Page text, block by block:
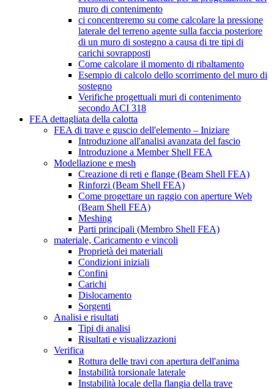
muro di contenimento
ci concentreremo su come calcolare la pressione
laterale del terreno agente sulla faccia posteriore
di un muro di sostegno a causa di tre tipi di
carichi sovrapposti
Come calcolare il momento di ribaltamento
Esempio di calcolo dello scorrimento del muro di
sostegno
Verifiche progettuali muri di contenimento
secondo ACI 318
FEA dettagliata della calotta
FEA di trave e guscio dell'elemento – Iniziare
Introduzione all'analisi avanzata del fascio
Introduzione a Member Shell FEA
Modellazione e mesh
Creazione di reti e flange (Beam Shell FEA)
Rinforzi (Beam Shell FEA)
Come progettare un raggio con aperture Web
(Beam Shell FEA)
Meshing
Parti principali (Membro Shell FEA)
materiale, Caricamento e vincoli
Proprietà dei materiali
Condizioni iniziali
Confini
Carichi
Dislocamento
Sorgenti
Analisi e risultati
Tipi di analisi
Risultati e visualizzazioni
Verifica
Rottura delle travi con apertura dell'anima
Instabilità torsionale laterale
Instabilità locale della flangia della trave